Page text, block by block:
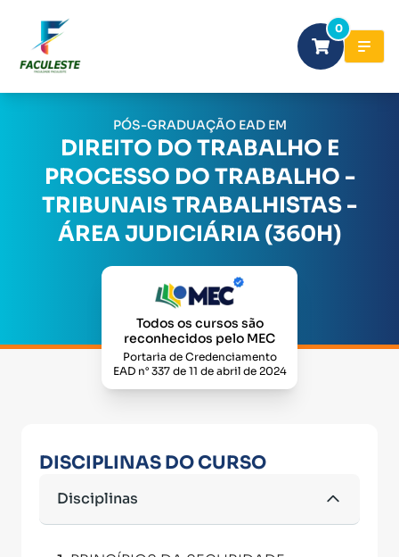
0
PÓS-GRADUAÇÃO EAD EM
DIREITO DO TRABALHO E
PROCESSO DO TRABALHO -
TRIBUNAIS TRABALHISTAS -
ÁREA JUDICIÁRIA (360H)
Todos os cursos são
reconhecidos pelo MEC
Portaria de Credenciamento
EAD n° 337 de 11 de abril de 2024
DISCIPLINAS DO CURSO
Disciplinas